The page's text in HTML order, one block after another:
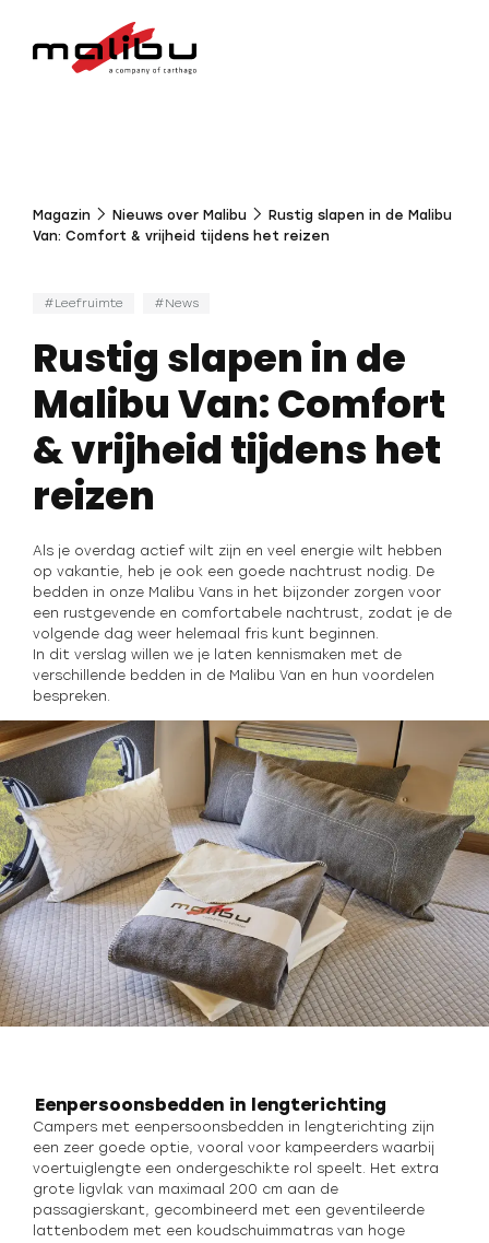
Magazin Nieuws over Malibu
Rustig slapen in de Malibu
Van: Comfort & vrijheid tijdens het reizen
Leefruimte News
Rustig slapen in de
Malibu Van: Comfort
& vrijheid tijdens het
reizen
Als je overdag actief wilt zijn en veel energie wilt hebben
op vakantie, heb je ook een goede nachtrust nodig. De
bedden in onze Malibu Vans in het bijzonder zorgen voor
een rustgevende en comfortabele nachtrust, zodat je de
volgende dag weer helemaal fris kunt beginnen.
In dit verslag willen we je laten kennismaken met de
verschillende bedden in de Malibu Van en hun voordelen
bespreken.
Eenpersoonsbedden in lengterichting
Campers met eenpersoonsbedden in lengterichting zijn
een zeer goede optie, vooral voor kampeerders waarbij
voertuiglengte een ondergeschikte rol speelt. Het extra
grote ligvlak van maximaal 200 cm aan de
passagierskant, gecombineerd met een geventileerde
lattenbodem met een koudschuimmatras van hoge